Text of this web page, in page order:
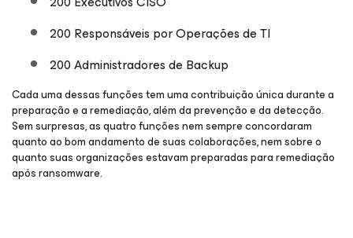
200 Responsáveis por Operações de TI
200 Administradores de Backup
Cada uma dessas funções tem uma contribuição única durante a
preparação e a remediação, além da prevenção e da detecção.
Sem surpresas, as quatro funções nem sempre concordaram
quanto ao bom andamento de suas colaborações, nem sobre o
quanto suas organizações estavam preparadas para remediação
após ransomware.